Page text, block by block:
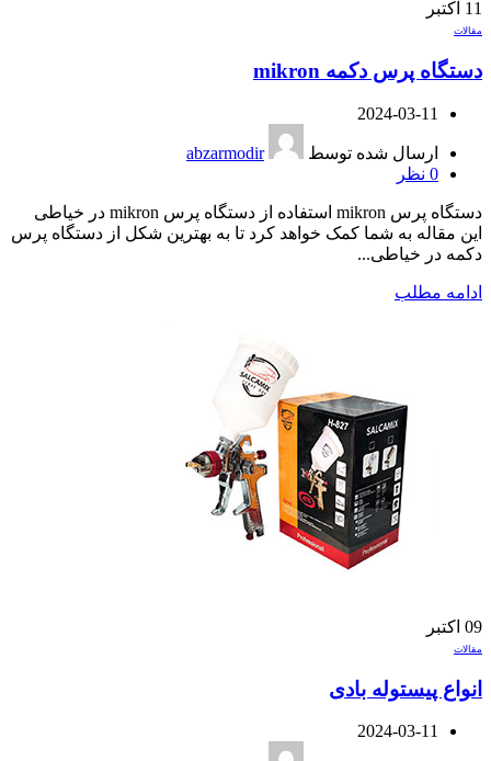
11 اکتبر
مقالات
دستگاه پرس دکمه mikron
2024-03-11
ارسال شده توسط
abzarmodir
0 نظر
دستگاه پرس mikron استفاده از دستگاه پرس mikron در خیاطی
این مقاله به شما کمک خواهد کرد تا به بهترین شکل از دستگاه پرس
دکمه در خیاطی...
ادامه مطلب
09 اکتبر
مقالات
انواع پیستوله بادی
2024-03-11